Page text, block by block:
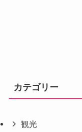
カテゴリー
観光